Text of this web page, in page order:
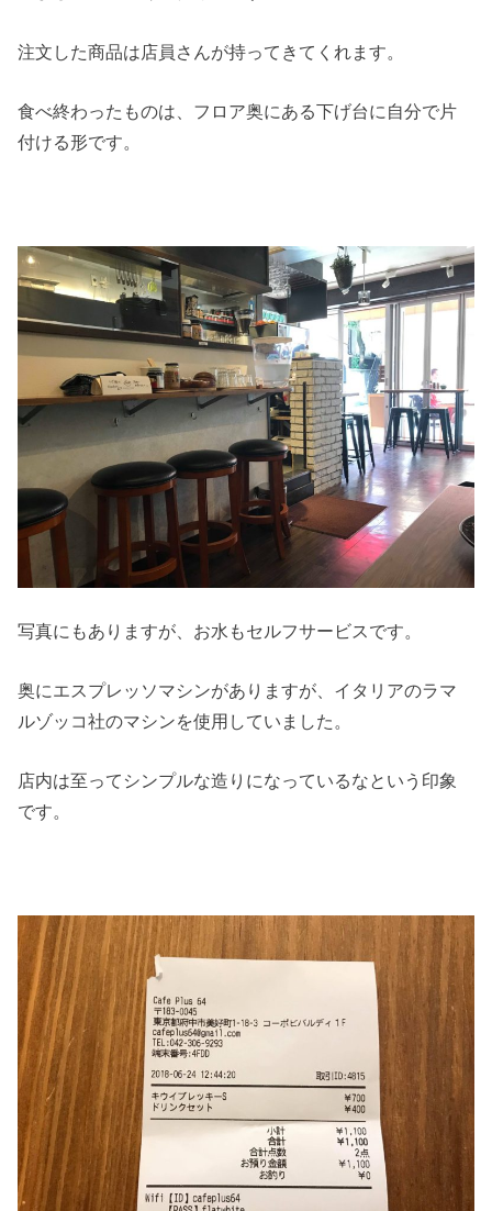
注文した商品は店員さんが持ってきてくれます。
食べ終わったものは、フロア奥にある下げ台に自分で片
付ける形です。
写真にもありますが、お水もセルフサービスです。
奥にエスプレッソマシンがありますが、イタリアのラマ
ルゾッコ社のマシンを使用していました。
店内は至ってシンプルな造りになっているなという印象
です。